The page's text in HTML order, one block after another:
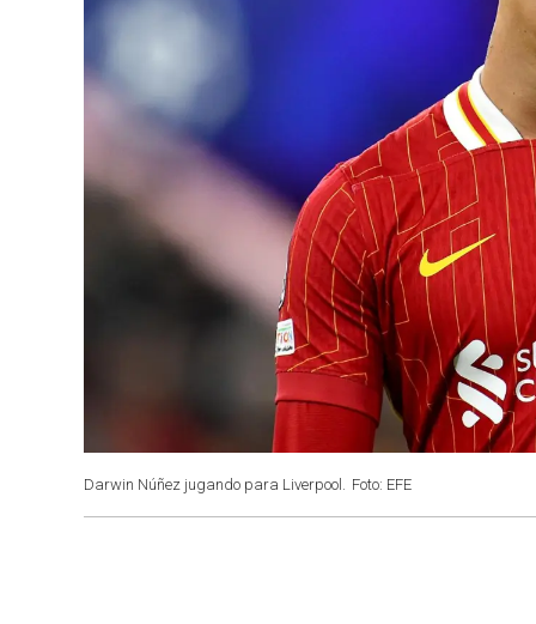
Darwin Núñez jugando para Liverpool. Foto: EFE